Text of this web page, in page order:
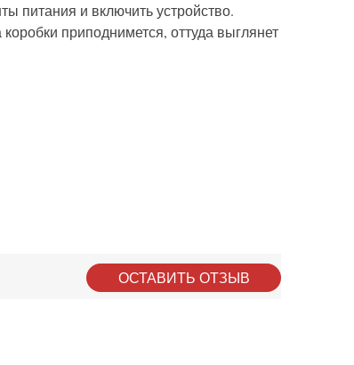
питания и включить устройство.
приподнимется, оттуда выглянет
ОСТАВИТЬ ОТЗЫВ